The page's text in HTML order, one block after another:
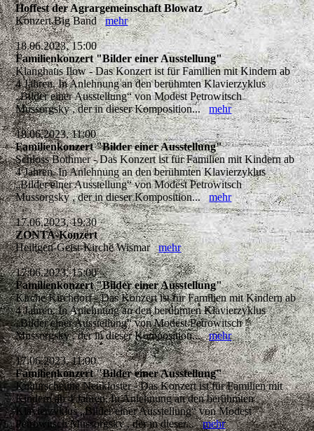
Hoffest der Agrargemeinschaft Blowatz
Konzert Big Bandmehr
18.06.2023, 15:00
Familienkonzert "Bilder einer Ausstellung"
Klanghaus Ilow - Das Konzert ist für Familien mit Kindern ab
4 Jahren. In Anlehnung an den berühmten Klavierzyklus
„Bilder einer Ausstellung“ von Modest Petrowitsch
Mussorgsky , der in dieser Komposition...mehr
18.06.2023, 11:00
Familienkonzert "Bilder einer Ausstellung"
Schloss Bothmer - Das Konzert ist für Familien mit Kindern ab
4 Jahren. In Anlehnung an den berühmten Klavierzyklus
„Bilder einer Ausstellung“ von Modest Petrowitsch
Mussorgsky , der in dieser Komposition...mehr
17.06.2023, 19:30
ZONTA-Konzert
Heiligen-Geist-Kirche Wismarmehr
17.06.2023, 15:00
Familienkonzert "Bilder einer Ausstellung"
Kirche Kirchdorf - Das Konzert ist für Familien mit Kindern ab
4 Jahren. In Anlehnung an den berühmten Klavierzyklus
„Bilder einer Ausstellung“ von Modest Petrowitsch
Mussorgsky , der in dieser Komposition...mehr
17.06.2023, 11:00
Familienkonzert "Bilder einer Ausstellung"
Kulturscheune Neukloster - Das Konzert ist für Familien mit
Kindern ab 4 Jahren. In Anlehnung an den berühmten
Klavierzyklus „Bilder einer Ausstellung“ von Modest
Petrowitsch Mussorgsky , der in dieser...mehr